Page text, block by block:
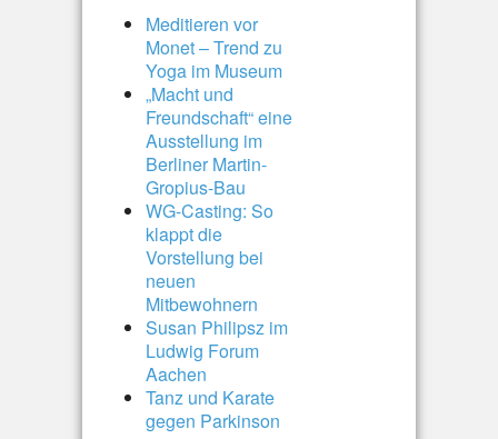
Meditieren vor
Monet – Trend zu
Yoga im Museum
„Macht und
Freundschaft“ eine
Ausstellung im
Berliner Martin-
Gropius-Bau
WG-Casting: So
klappt die
Vorstellung bei
neuen
Mitbewohnern
Susan Philipsz im
Ludwig Forum
Aachen
Tanz und Karate
gegen Parkinson